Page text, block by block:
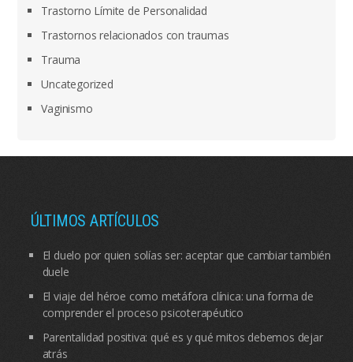
Trastorno Límite de Personalidad
Trastornos relacionados con traumas
Trauma
Uncategorized
Vaginismo
ÚLTIMOS ARTÍCULOS
El duelo por quien solías ser: aceptar que cambiar también
duele
El viaje del héroe como metáfora clínica: una forma de
comprender el proceso psicoterapéutico
Parentalidad positiva: qué es y qué mitos debemos dejar
atrás